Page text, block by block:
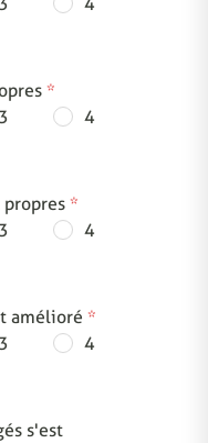
3
4
*
3
4
propres *
3
4
amélioré *
3
4
s'est